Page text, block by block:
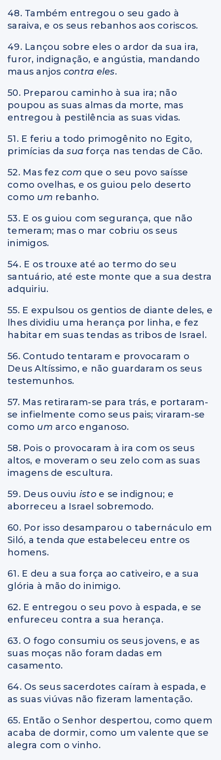
48. Também entregou o seu gado à
saraiva, e os seus rebanhos aos coriscos.
49. Lançou sobre eles o ardor da sua ira,
furor, indignação, e angústia, mandando
maus anjos contra eles.
50. Preparou caminho à sua ira; não
poupou as suas almas da morte, mas
entregou à pestilência as suas vidas.
51. E feriu a todo primogênito no Egito,
primícias dasuaforça nas tendas de Cão.
52. Mas fez com que o seu povo saísse
como ovelhas, e os guiou pelo deserto
como um rebanho.
53. E os guiou com segurança, que não
temeram; mas o mar cobriu os seus
inimigos.
54. E os trouxe até ao termo do seu
santuário, até este monte que a sua destra
adquiriu.
55. E expulsou os gentios de diante deles, e
lhes dividiu uma herança por linha, e fez
habitar em suas tendas as tribos de Israel.
56. Contudo tentaram e provocaram o
Deus Altíssimo, e não guardaram os seus
testemunhos.
57. Mas retiraram-se para trás, e portaram-
se infielmente como seus pais; viraram-se
como um arco enganoso.
58. Pois o provocaram à ira com os seus
altos, e moveram o seu zelo com as suas
imagens de escultura.
59. Deus ouviu isto e se indignou; e
aborreceu a Israel sobremodo.
60. Por isso desamparou o tabernáculo em
Siló, a tenda que estabeleceu entre os
homens.
61. E deu a sua força ao cativeiro, e a sua
glória à mão do inimigo.
62. E entregou o seu povo à espada, e se
enfureceu contra a sua herança.
63. O fogo consumiu os seus jovens, e as
suas moças não foram dadas em
casamento.
64. Os seus sacerdotes caíram à espada, e
as suas viúvas não fizeram lamentação.
65. Então o Senhor despertou, como quem
acaba de dormir, como um valente que se
alegra com o vinho.